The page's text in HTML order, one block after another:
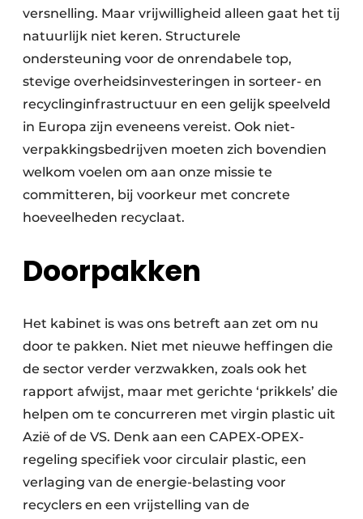
Textielrecyclage
versnelling. Maar vrijwilligheid alleen gaat het tij
natuurlijk niet keren. Structurele
ondersteuning voor de onrendabele top,
stevige overheidsinvesteringen in sorteer- en
recyclinginfrastructuur en een gelijk speelveld
in Europa zijn eveneens vereist. Ook niet-
verpakkingsbedrijven moeten zich bovendien
welkom voelen om aan onze missie te
committeren, bij voorkeur met concrete
hoeveelheden recyclaat.
Doorpakken
Het kabinet is was ons betreft aan zet om nu
door te pakken. Niet met nieuwe heffingen die
de sector verder verzwakken, zoals ook het
rapport afwijst, maar met gerichte ‘prikkels’ die
helpen om te concurreren met virgin plastic uit
Azië of de VS. Denk aan een CAPEX-OPEX-
regeling specifiek voor circulair plastic, een
verlaging van de energie-belasting voor
recyclers en een vrijstelling van de